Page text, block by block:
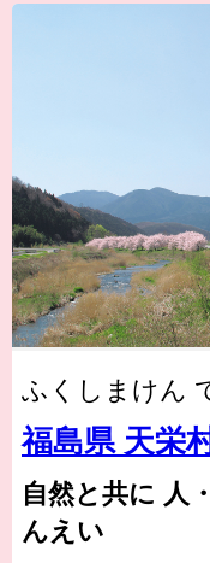
ふくしまけん
福島県 天栄
自然と共に 人
んえい